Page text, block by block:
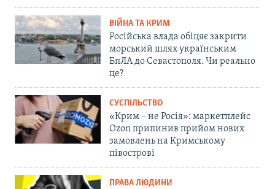
ВІЙНА ТА КРИМ
Російська влада обіцяє закрити
морський шлях українським
БпЛА до Севастополя. Чи реально
це?
СУСПІЛЬСТВО
«Крим – не Росія»: маркетплейс
Ozon припинив прийом нових
замовлень на Кримському
півострові
ПРАВА ЛЮДИНИ